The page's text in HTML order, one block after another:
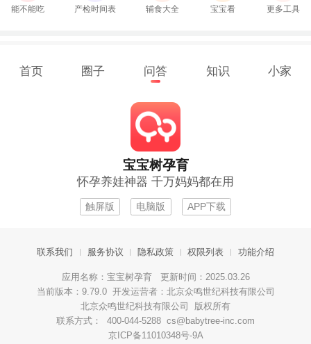
能不能吃 产检时间表 辅食大全 宝宝看 更多工具
首页 圈子 问答 知识 小家
宝宝树孕育
怀孕养娃神器 千万妈妈都在用
触屏版 电脑版 APP下载
联系我们 服务协议 隐私政策 权限列表 功能介绍
应用名称：宝宝树孕育 更新时间：2025.03.26
当前版本：9.79.0 开发运营者：北京众鸣世纪科技有限公司
北京众鸣世纪科技有限公司 版权所有
联系方式： 400-044-5288 cs@babytree-inc.com
京ICP备11010348号-9A